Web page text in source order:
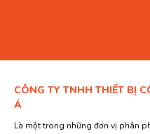
CÔNG TY TNHH THIẾT BỊ
Á
Là một trong những đơn vị phân